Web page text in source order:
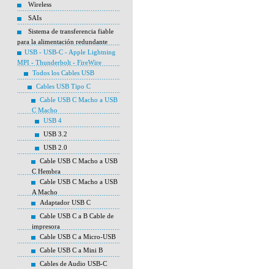
Wireless
SAIs
Sistema de transferencia fiable
para la alimentación redundante
USB - USB-C - Apple Lightning
MPI - Thunderbolt - FireWire
Todos los Cables USB
Cables USB Tipo C
Cable USB C Macho a USB
C Macho
USB 4
USB 3.2
USB 2.0
Cable USB C Macho a USB
C Hembra
Cable USB C Macho a USB
A Macho
Adaptador USB C
Cable USB C a B Cable de
impresora
Cable USB C a Micro-USB
Cable USB C a Mini B
Cables de Audio USB-C